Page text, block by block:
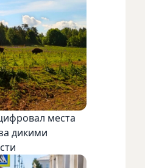
места
дикими